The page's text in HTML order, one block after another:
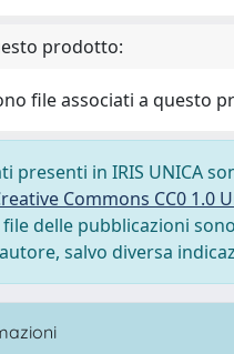
prodotto:
file associati a questo
presenti in IRIS UNICA
Commons CC0 1.0
delle pubblicazioni
salvo diversa